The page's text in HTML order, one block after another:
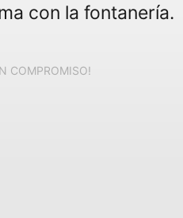
con la fontanería.
COMPROMISO!